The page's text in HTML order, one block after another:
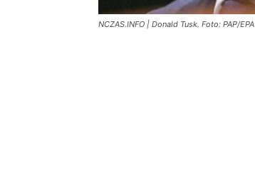
NCZAS.INFO | Donald Tusk. Foto: PAP/EPA